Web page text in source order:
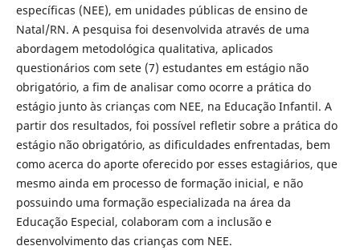
específicas (NEE), em unidades públicas de ensino de
Natal/RN. A pesquisa foi desenvolvida através de uma
abordagem metodológica qualitativa, aplicados
questionários com sete (7) estudantes em estágio não
obrigatório, a fim de analisar como ocorre a prática do
estágio junto às crianças com NEE, na Educação Infantil. A
partir dos resultados, foi possível refletir sobre a prática do
estágio não obrigatório, as dificuldades enfrentadas, bem
como acerca do aporte oferecido por esses estagiários, que
mesmo ainda em processo de formação inicial, e não
possuindo uma formação especializada na área da
Educação Especial, colaboram com a inclusão e
desenvolvimento das crianças com NEE.